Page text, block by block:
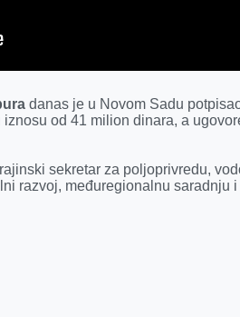
danas je u Novom Sadu
od 41 milion dinara, a
sekretar za poljoprivredu,
razvoj, međuregionalnu saradnju